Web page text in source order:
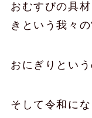
おむすびの具
きという我々
おにぎりとい
そして令和に